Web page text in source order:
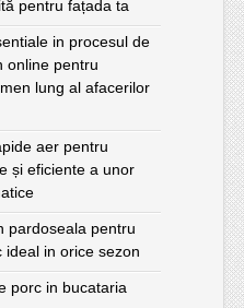
pentru fațada ta
in procesul de
online pentru
lung al afacerilor
aer pentru
și eficiente a unor
pardoseala pentru
ideal in orice sezon
porc in bucataria